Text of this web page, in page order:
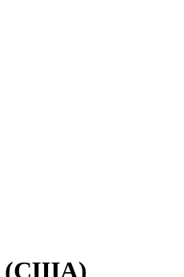
(США)